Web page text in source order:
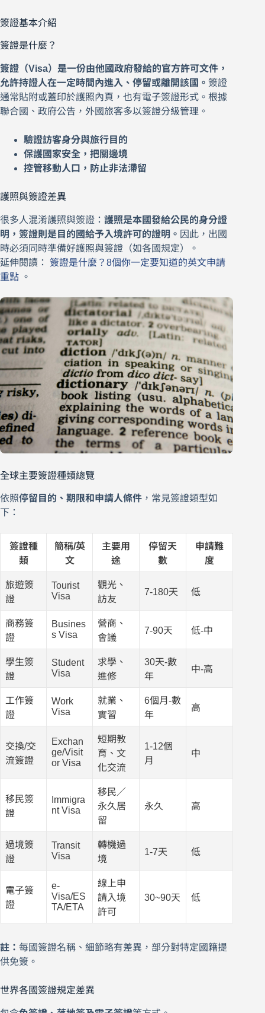
簽證基本介紹
簽證是什麼？
簽證（Visa）是一份由他國政府發給的官方許可文件，
允許持證人在一定時間內進入、停留或離開該國。 簽證
通常貼附或蓋印於護照內頁，也有電子簽證形式。根據
聯合國、政府公告，外國旅客多以簽證分級管理。
驗證訪客身分與旅行目的
保護國家安全，把關邊境
控管移動人口，防止非法滯留
護照與簽證差異
很多人混淆護照與簽證： 護照是本國發給公民的身分證
明，簽證則是目的國給予入境許可的證明。 因此，出國
時必須同時準備好護照與簽證（如各國規定）。
延伸閱讀： 簽證是什麼？8個你一定要知道的英文申請
重點 。
全球主要簽證種類總覽
依照停留目的、期限和申請人條件 ，常見簽證類型如
下：
簽證種
類
簡稱/英
文
主要用
途
停留天
數
申請難
度
旅遊簽
證
Tourist
Visa
觀光、
訪友
7-180天 低
商務簽
證
Busines
s Visa
營商、
會議
7-90天 低-中
學生簽
證
Student
Visa
求學、
進修
30天-數
年
中-高
工作簽
證
Work
Visa
就業、
實習
6個月-數
年
高
交換/交
流簽證
Exchan
ge/Visit
or Visa
短期教
育、文
化交流
1-12個
月
中
移民簽
證
Immigra
nt Visa
移民／
永久居
留
永久 高
過境簽
證
Transit
Visa
轉機過
境
1-7天 低
電子簽
證
e-
Visa/ES
TA/ETA
線上申
請入境
許可
30~90天 低
註： 每國簽證名稱、細節略有差異，部分對特定國籍提
供免簽。
世界各國簽證規定差異